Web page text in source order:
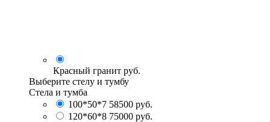
Красный гранит руб.
Выберите стелу и тумбу
Стела и тумба
100*50*7 58500 руб.
120*60*8 75000 руб.